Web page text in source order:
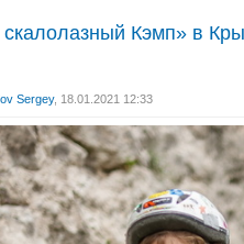
скалолазный Кэмп» в
Sergey, 18.01.2021 12:33